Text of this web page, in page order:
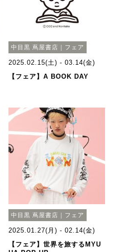
中目黒 蔦屋書店｜フェア
2025.02.15(土) - 03.14(金)
【フェア】A BOOK DAY
中目黒 蔦屋書店｜フェア
2025.01.27(月) - 02.14(金)
【フェア】世界を旅するMYU